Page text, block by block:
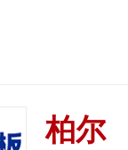
柏尔